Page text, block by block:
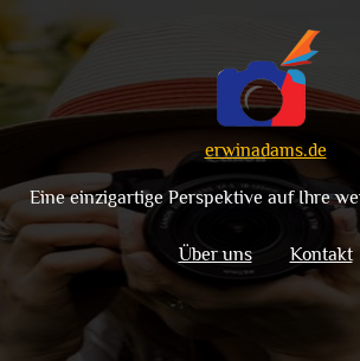
erwinadams.de
Eine einzigartige Perspektive auf Ihre
Über uns Kontakt